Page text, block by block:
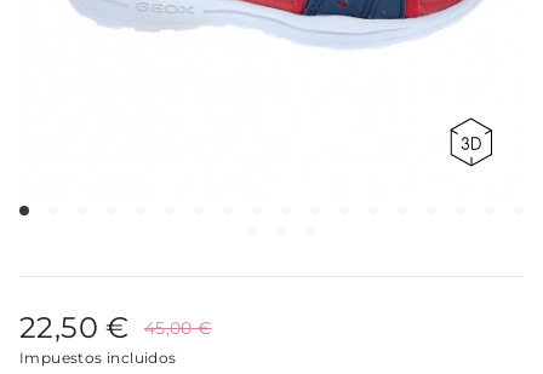
22,50 € 45,00 €
Impuestos incluidos